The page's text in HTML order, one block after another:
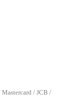
/ JCB /